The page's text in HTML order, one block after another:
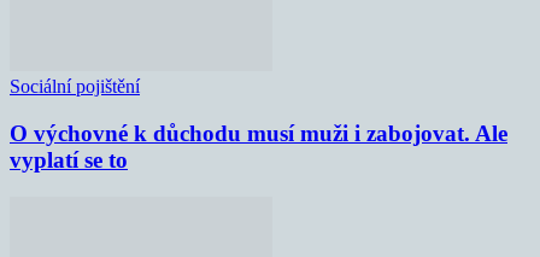
Sociální pojištění
O výchovné k důchodu musí muži i zabojovat. Ale
vyplatí se to